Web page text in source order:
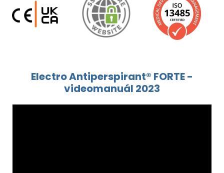
Electro Antiperspirant® FORTE -
videomanuál 2023